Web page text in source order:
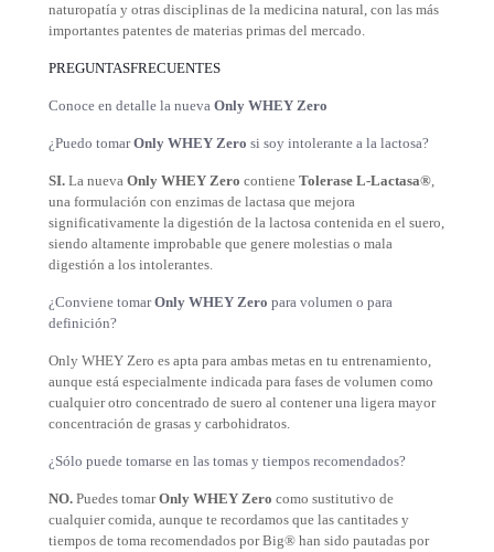
naturopatía y otras disciplinas de la medicina natural, con las más
importantes patentes de materias primas del mercado.
PREGUNTASFRECUENTES
Conoce en detalle la nuevaOnly WHEY Zero
¿Puedo tomarOnly WHEY Zero si soy intolerante a la lactosa?
SI. La nuevaOnly WHEY Zero contieneTolerase L-Lactasa®,
una formulación con enzimas de lactasa que mejora
significativamente la digestión de la lactosa contenida en el suero,
siendo altamente improbable que genere molestias o mala
digestión a los intolerantes.
¿Conviene tomarOnly WHEY Zero para volumen o para
definición?
Only WHEY Zero es apta para ambas metas en tu entrenamiento,
aunque está especialmente indicada para fases de volumen como
cualquier otro concentrado de suero al contener una ligera mayor
concentración de grasas y carbohidratos.
¿Sólo puede tomarse en las tomas y tiempos recomendados?
NO. Puedes tomarOnly WHEY Zero como sustitutivo de
cualquier comida, aunque te recordamos que las cantitades y
tiempos de toma recomendados por Big® han sido pautadas por